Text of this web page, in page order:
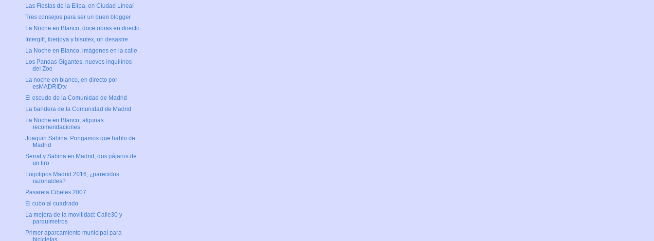
Las Fiestas de la Elipa, en Ciudad Lineal
Tres consejos para ser un buen blogger
La Noche en Blanco, doce obras en directo
Intergift, iberjoya y bisutex, un desastre
La Noche en Blanco, imágenes en la calle
Los Pandas Gigantes, nuevos inquilinos
del Zoo
La noche en blanco, en directo por
esMADRIDtv
El escudo de la Comunidad de Madrid
La bandera de la Comunidad de Madrid
La Noche en Blanco, algunas
recomendaciones
Joaquin Sabina: Pongamos que hablo de
Madrid
Serrat y Sabina en Madrid, dos pájaros de
un tiro
Logotipos Madrid 2016, ¿parecidos
razonables?
Pasarela Cibeles 2007
El cubo al cuadrado
La mejora de la movilidad: Calle30 y
parquímetros
Primer aparcamiento municipal para